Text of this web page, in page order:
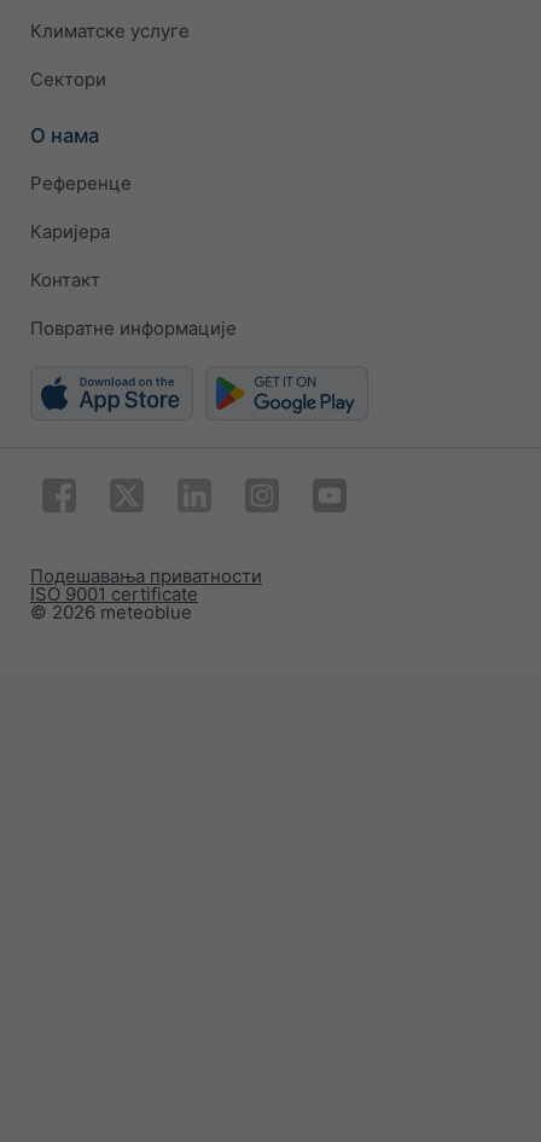
Климатске услуге
Сектори
О нама
Референце
Каријера
Контакт
Повратне информације
© 2026 meteoblue
ISO 9001 certificate
Подешавања приватности